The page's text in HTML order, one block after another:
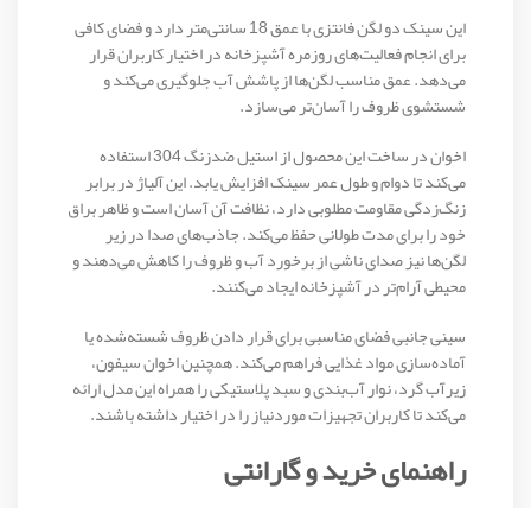
این سینک دو لگن فانتزی با عمق 18 سانتی‌متر دارد و فضای کافی
برای انجام فعالیت‌های روزمره آشپزخانه در اختیار کاربران قرار
می‌دهد. عمق مناسب لگن‌ها از پاشش آب جلوگیری می‌کند و
شستشوی ظروف را آسان‌تر می‌سازد.
اخوان در ساخت این محصول از استیل ضدزنگ 304 استفاده
می‌کند تا دوام و طول عمر سینک افزایش یابد. این آلیاژ در برابر
زنگ‌زدگی مقاومت مطلوبی دارد، نظافت آن آسان است و ظاهر براق
خود را برای مدت طولانی حفظ می‌کند. جاذب‌های صدا در زیر
لگن‌ها نیز صدای ناشی از برخورد آب و ظروف را کاهش می‌دهند و
محیطی آرام‌تر در آشپزخانه ایجاد می‌کنند.
سینی جانبی فضای مناسبی برای قرار دادن ظروف شسته‌شده یا
آماده‌سازی مواد غذایی فراهم می‌کند. همچنین اخوان سیفون،
زیرآب گرد، نوار آب‌بندی و سبد پلاستیکی را همراه این مدل ارائه
می‌کند تا کاربران تجهیزات موردنیاز را در اختیار داشته باشند.
راهنمای خرید و گارانتی